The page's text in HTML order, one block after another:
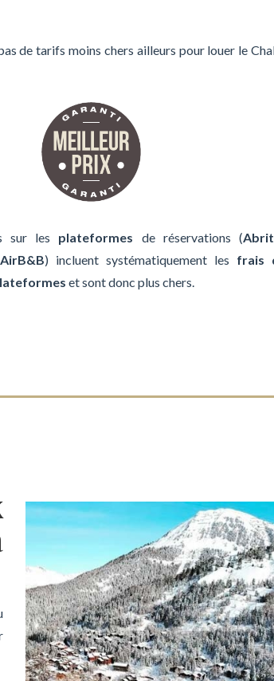
de tarifs moins chers ailleurs pour louer le
sur les plateformes de réservations (
AirB&B) incluent systématiquement les frais
et sont donc plus chers.